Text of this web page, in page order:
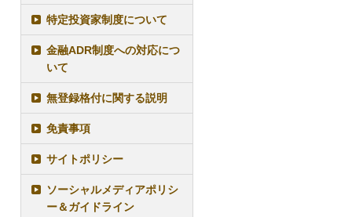
特定投資家制度について
金融ADR制度への対応につ
いて
無登録格付に関する説明
免責事項
サイトポリシー
ソーシャルメディアポリシ
ー＆ガイドライン